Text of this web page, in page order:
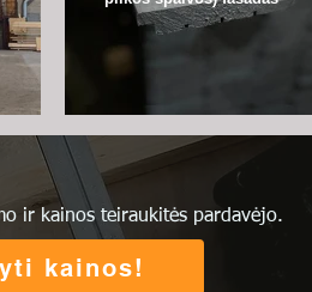
ir kainos teiraukitės pardavėjo.
kainos!